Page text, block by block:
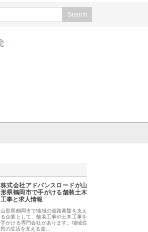
株式会社アドバンスロードが山
形県鶴岡市で手がける舗装土木
工事と求人情報
山形県鶴岡市で地域の道路基盤を支え
る企業として、舗装工事や土木工事を
手がける専門会社があります。地域住
民の生活を支える道…